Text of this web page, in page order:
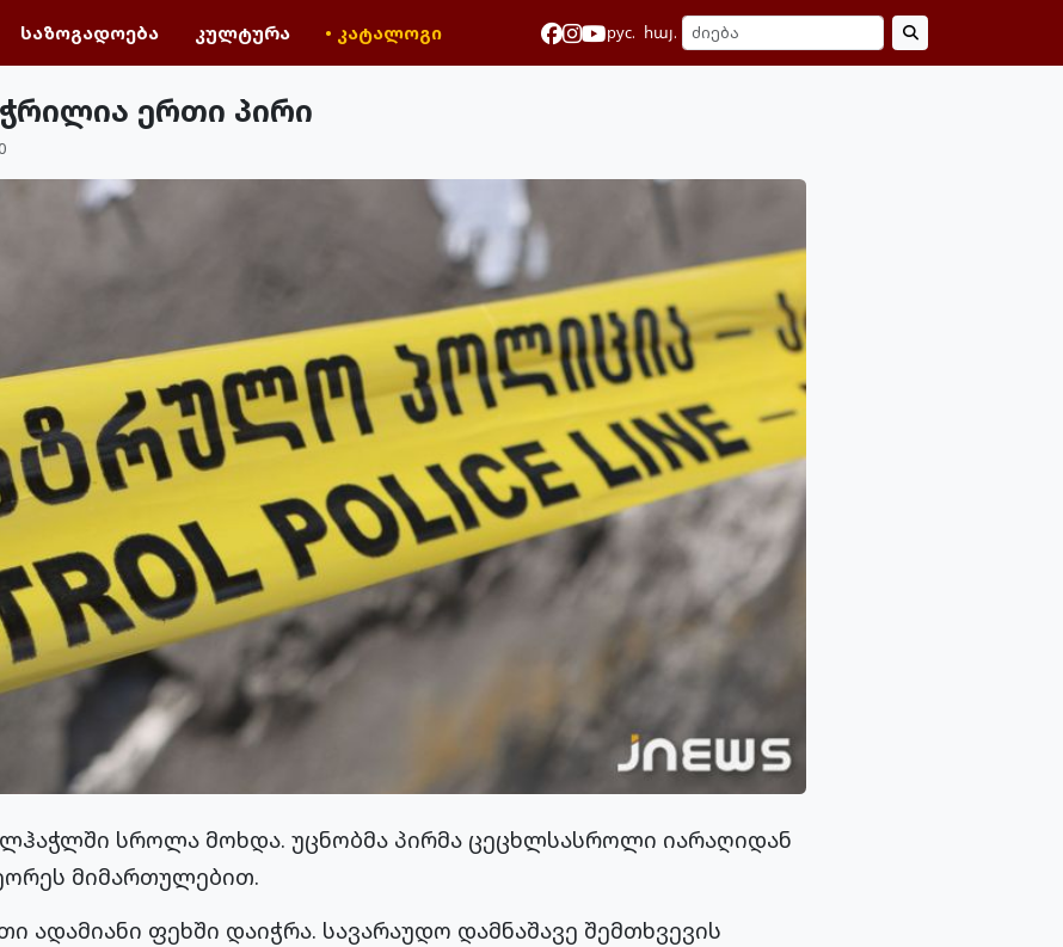
საზოგადოება კულტურა • კატალოგი рус. հայ.
ერთი პირი
სროლა მოხდა. უცნობმა პირმა ცეცხლსასროლი იარაღიდან
მიმართულებით.
ადამიანი ფეხში დაიჭრა. სავარაუდო დამნაშავე შემთხვევის